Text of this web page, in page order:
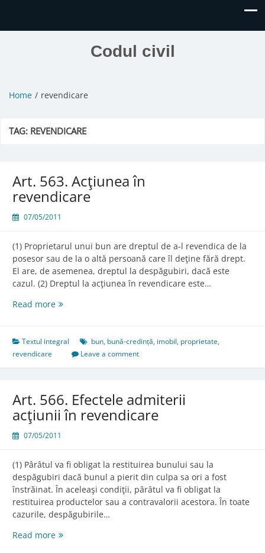
Codul civil
Home revendicare
TAG: REVENDICARE
Art. 563. Acţiunea în
revendicare
07/05/2011
(1) Proprietarul unui bun are dreptul de a-l revendica de la
posesor sau de la o altă persoană care îl deţine fără drept.
El are, de asemenea, dreptul la despăgubiri, dacă este
cazul. (2) Dreptul la acţiunea în revendicare este…
Read moreArt.
în
revendicare
Textul integral bun, bună-credință, imobil, proprietate,
revendicare
Leave a comment
Art. 566. Efectele admiterii
acţiunii în revendicare
07/05/2011
(1) Pârâtul va fi obligat la restituirea bunului sau la
despăgubiri dacă bunul a pierit din culpa sa ori a fost
înstrăinat. În aceleaşi condiţii, pârâtul va fi obligat la
restituirea productelor sau a contravalorii acestora. În toate
cazurile, despăgubirile…
Read moreArt.